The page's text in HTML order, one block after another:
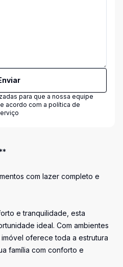
para que a nossa equipe
acordo com a política de
com lazer completo e
e tranquilidade, esta
ideal. Com ambientes
oferece toda a estrutura
família com conforto e